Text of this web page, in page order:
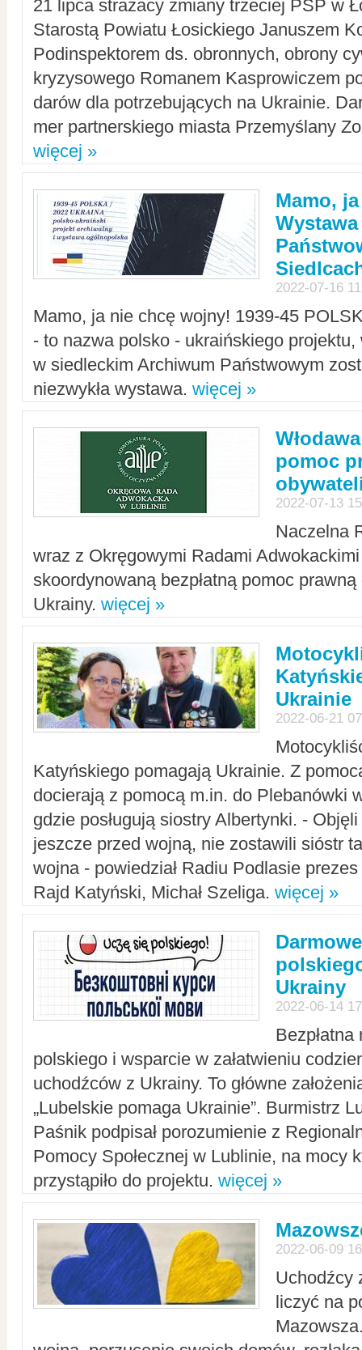
21 lipca strażacy zmiany trzeciej PSP w
Starostą Powiatu Łosickiego Januszem
Podinspektorem ds. obronnych, obrony
kryzysowego Romanem Kasprowiczem
darów dla potrzebujących na Ukrainie.
mer partnerskiego miasta Przemyślany
więcej »
Mamo,
2022-07-16
Mamo, ja nie chcę wojny! 1939-45
- to nazwa polsko - ukraińskiego
w siedleckim Archiwum Państwowym
niezwykła wystawa. więcej »
pomoc
2022-07-13
Naczelna
wraz z Okręgowymi Radami Adwokackimi
skoordynowaną bezpłatną pomoc
Ukrainy. więcej »
Ukrainie
2022-06-21
Katyńskiego pomagają Ukrainie. Z
docierają z pomocą m.in. do Plebanówki
gdzie posługują siostry Albertynki. -
jeszcze przed wojną, nie zostawili sióstr
wojna - powiedział Radiu Podlasie
Rajd Katyński, Michał Szeliga. więcej »
Ukrainy
2022-06-14
polskiego i wsparcie w załatwieniu
uchodźców z Ukrainy. To główne
„Lubelskie pomaga Ukrainie”. Burmistrz
Paśnik podpisał porozumienie z
Pomocy Społecznej w Lublinie, na mocy
przystąpiło do projektu. więcej »
2022-06-09
Uchodźcy
liczyć na